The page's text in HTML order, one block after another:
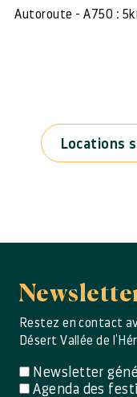
Autoroute - A750 :
Locations
Restez en contact
Désert Vallée de
Newsletter
Agenda des